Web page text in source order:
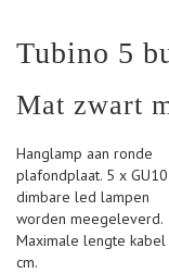
Tubino 5
Mat zwart
naar
begin
van
afbeeldingen-
gallerij
Hanglamp aan ronde
plafondplaat. 5 x GU10
dimbare led lampen
worden meegeleverd.
Maximale lengte
cm.